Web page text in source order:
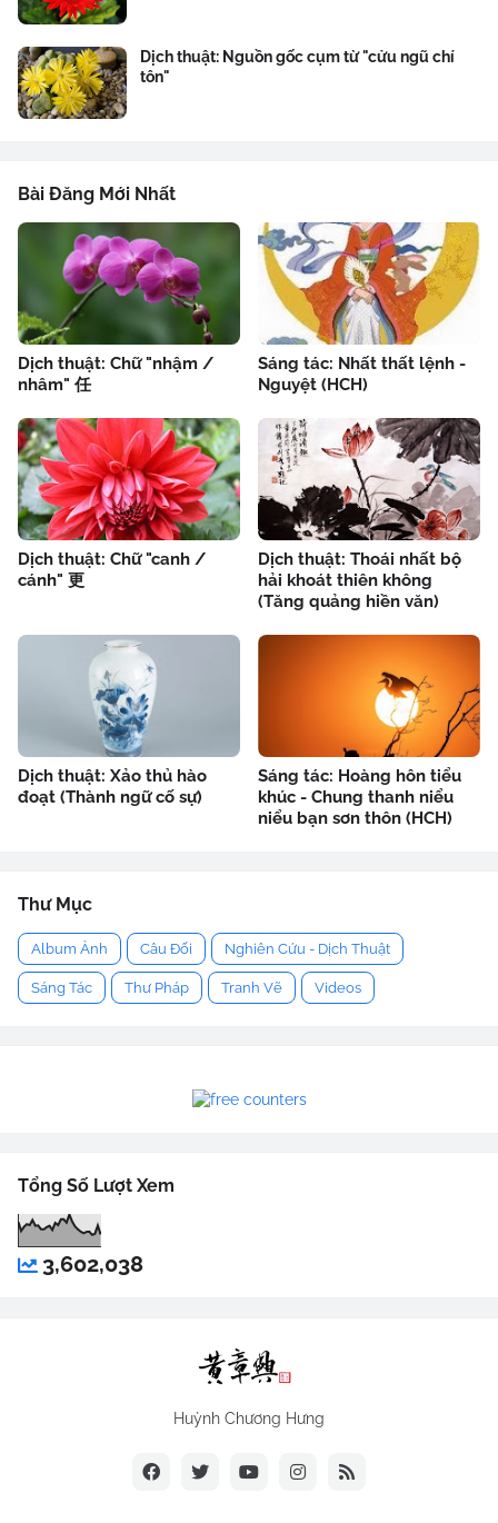
Dịch thuật: Nguồn gốc cụm từ "cửu ngũ chí
tôn"
Bài Đăng Mới Nhất
Dịch thuật: Chữ "nhậm /
nhâm" 任
Sáng tác: Nhất thất lệnh -
Nguyệt (HCH)
Dịch thuật: Chữ "canh /
cánh" 更
Dịch thuật: Thoái nhất bộ
hải khoát thiên không
(Tăng quảng hiền văn)
Dịch thuật: Xảo thủ hào
đoạt (Thành ngữ cố sự)
Sáng tác: Hoàng hôn tiểu
khúc - Chung thanh niểu
niểu bạn sơn thôn (HCH)
Thư Mục
Album Ảnh Câu Đối Nghiên Cứu - Dịch Thuật
Sáng Tác Thư Pháp Tranh Vẽ Videos
Tổng Số Lượt Xem
3,602,038
Huỳnh Chương Hưng